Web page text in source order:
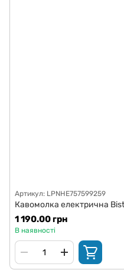
Артикул: LPNHE757599259
Кавомолка електрична
1 190.00 грн
В наявності